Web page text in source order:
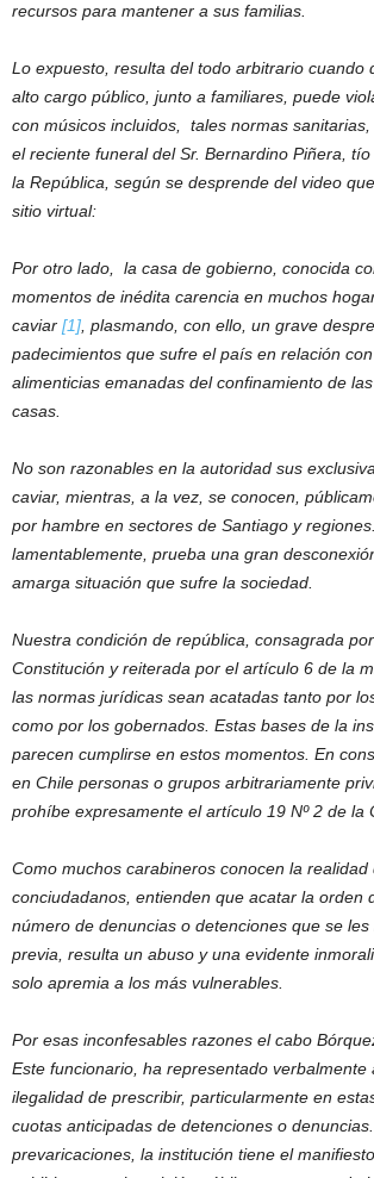
recursos para mantener a sus familias.
Lo expuesto, resulta del todo arbitrario cuando
alto cargo público, junto a familiares, puede
con músicos incluidos, tales normas
el reciente funeral del Sr. Bernardino Piñera,
la República, según se desprende del video
sitio virtual:
Por otro lado, la casa de gobierno, conocida
momentos de inédita carencia en muchos
caviar [1] , plasmando, con ello, un grave
padecimientos que sufre el país en relación
alimenticias emanadas del confinamiento de
casas.
No son razonables en la autoridad sus
caviar, mientras, a la vez, se conocen,
por hambre en sectores de Santiago y
lamentablemente, prueba una gran
amarga situación que sufre la sociedad.
Nuestra condición de república, consagrada
Constitución y reiterada por el artículo 6 de la
las normas jurídicas sean acatadas tanto por
como por los gobernados. Estas bases de la
parecen cumplirse en estos momentos. En
en Chile personas o grupos arbitrariamente
prohíbe expresamente el artículo 19 Nº 2 de la
Como muchos carabineros conocen la
conciudadanos, entienden que acatar la orden
número de denuncias o detenciones que se
previa, resulta un abuso y una evidente
solo apremia a los más vulnerables.
Por esas inconfesables razones el cabo
Este funcionario, ha representado verbalmente
ilegalidad de prescribir, particularmente en
cuotas anticipadas de detenciones o
prevaricaciones, la institución tiene el